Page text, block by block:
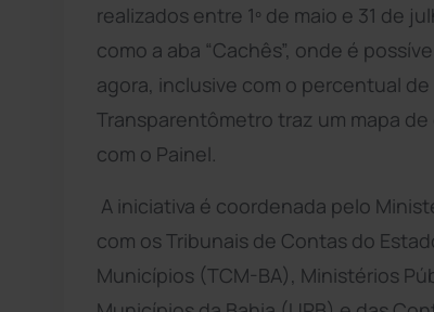
realizados entre 1º de maio e 31 de
como a aba “Cachês”, onde é
agora, inclusive com o percentual
Transparentômetro traz um mapa
com o Painel.
A iniciativa é coordenada pelo
com os Tribunais de Contas do
Municípios (TCM-BA), Ministérios